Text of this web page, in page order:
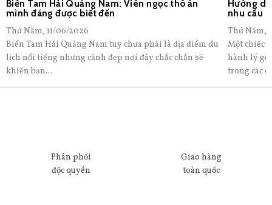
Biển Tam Hải Quảng Nam: Viên ngọc thô ẩn
mình đáng được biết đến
Thứ Năm, 11/06/2026
Biển Tam Hải Quảng Nam tuy chưa phải là địa điểm du
lịch nổi tiếng nhưng cảnh đẹp nơi đây chắc chắn sẽ
khiến bạn...
Hướng
nhu cầu
Thứ Năm,
Một chiếc
hành lý
trong các
Phân phối
độc quyền
Giao hàng
toàn quốc